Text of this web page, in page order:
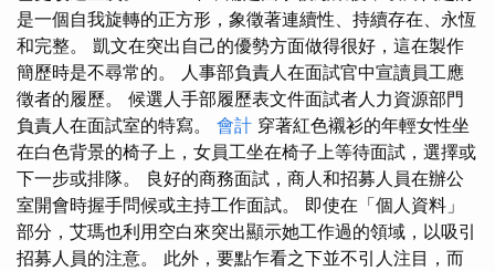
是一個自我旋轉的正方形，象徵著連續性、持續存在、永恆
和完整。 凱文在突出自己的優勢方面做得很好，這在製作
簡歷時是不尋常的。 人事部負責人在面試官中宣讀員工應
徵者的履歷。 候選人手部履歷表文件面試者人力資源部門
負責人在面試室的特寫。 會計 穿著紅色襯衫的年輕女性坐
在白色背景的椅子上，女員工坐在椅子上等待面試，選擇或
下一步或排隊。 良好的商務面試，商人和招募人員在辦公
室開會時握手問候或主持工作面試。 即使在「個人資料」
部分，艾瑪也利用空白來突出顯示她工作過的領域，以吸引
招募人員的注意。 此外，要點乍看之下並不引人注目，而